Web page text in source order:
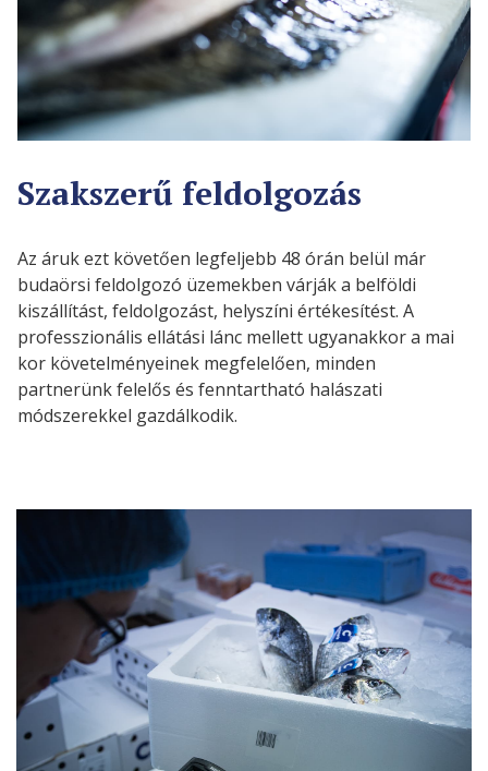
Szakszerű feldolgozás
Az áruk ezt követően legfeljebb 48 órán belül már
budaörsi feldolgozó üzemekben várják a belföldi
kiszállítást, feldolgozást, helyszíni értékesítést. A
professzionális ellátási lánc mellett ugyanakkor a mai
kor követelményeinek megfelelően, minden
partnerünk felelős és fenntartható halászati
módszerekkel gazdálkodik.